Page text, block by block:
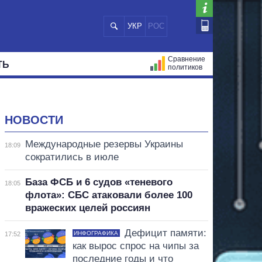
УКР РОС
Сравнение
политиков
НОВОСТИ
18:09
Международные резервы Украины
сократились в июле
18:05
База ФСБ и 6 судов «теневого
флота»: СБС атаковали более 100
вражеских целей россиян
17:52 ИНФОГРАФИКА
Дефицит памяти:
как вырос спрос на чипы за
последние годы и что